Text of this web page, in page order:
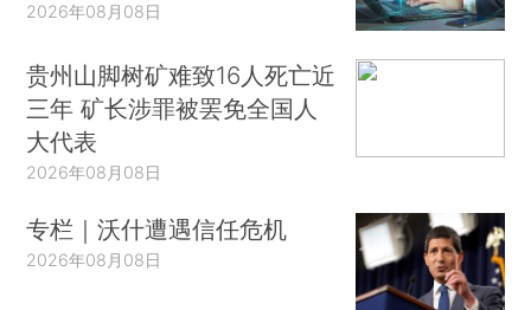
2026年08月08日
贵州山脚树矿难致16人死亡近
三年 矿长涉罪被罢免全国人
大代表
2026年08月08日
专栏｜沃什遭遇信任危机
2026年08月08日